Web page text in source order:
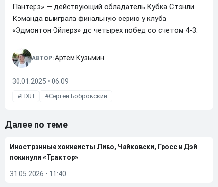
Пантерз» — действующий обладатель Кубка Стэнли.
Команда выиграла финальную серию у клуба
«Эдмонтон Ойлерз» до четырех побед со счетом 4-3.
АВТОР: Артем Кузьмин
30.01.2025 • 06:09
НХЛ Сергей Бобровский
Далее по теме
Иностранные хоккеисты Ливо, Чайковски, Гросс и Дэй
покинули «Трактор»
31.05.2026 • 11:40